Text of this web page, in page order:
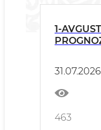
1-
31.07.2026
463